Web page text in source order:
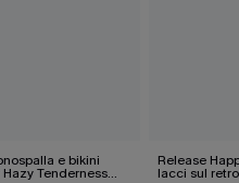
e bikini
Tenderness
Release
lacci sul